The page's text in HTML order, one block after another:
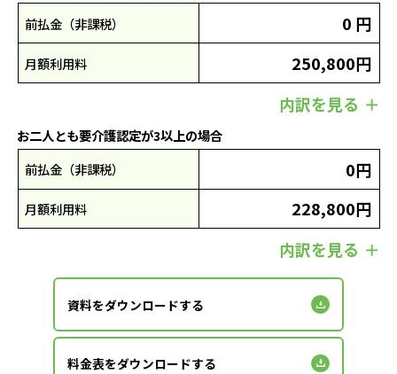
前払金（非課税）
0 円
月額利用料
250,800円
内訳を見る
お二人とも要介護認定が3以上の場合
前払金（非課税）
0円
月額利用料
228,800円
内訳を見る
資料をダウンロードする
料金表をダウンロードする